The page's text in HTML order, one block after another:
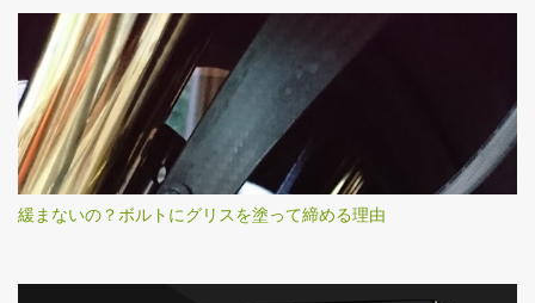
緩まないの？ボルトにグリスを塗って締める理由